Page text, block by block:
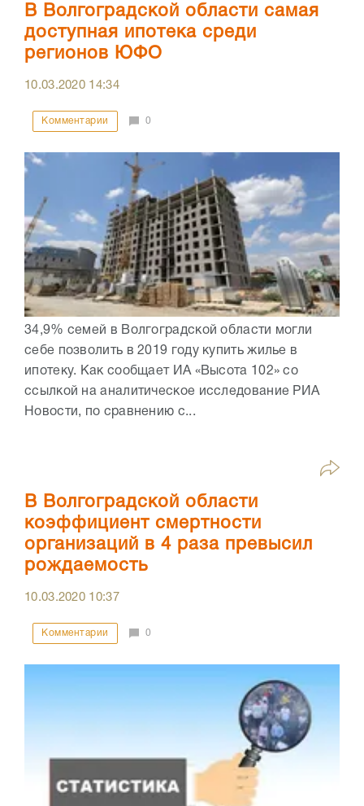
В Волгоградской области самая
доступная ипотека среди
регионов ЮФО
10.03.2020 14:34
Комментарии 0
34,9% семей в Волгоградской области могли
себе позволить в 2019 году купить жилье в
ипотеку. Как сообщает ИА «Высота 102» со
ссылкой на аналитическое исследование РИА
Новости, по сравнению с...
В Волгоградской области
коэффициент смертности
организаций в 4 раза превысил
рождаемость
10.03.2020 10:37
Комментарии 0